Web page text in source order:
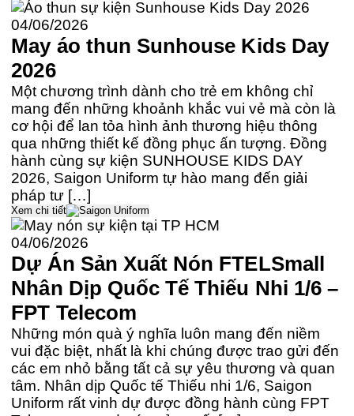
04/06/2026
May áo thun Sunhouse Kids Day
2026
Một chương trình dành cho trẻ em không chỉ
mang đến những khoảnh khắc vui vẻ mà còn là
cơ hội để lan tỏa hình ảnh thương hiệu thông
qua những thiết kế đồng phục ấn tượng. Đồng
hành cùng sự kiện SUNHOUSE KIDS DAY
2026, Saigon Uniform tự hào mang đến giải
pháp tư […]
Xem chi tiết
04/06/2026
Dự Án Sản Xuất Nón FTELSmall
Nhân Dịp Quốc Tế Thiếu Nhi 1/6 –
FPT Telecom
Những món quà ý nghĩa luôn mang đến niềm
vui đặc biệt, nhất là khi chúng được trao gửi đến
các em nhỏ bằng tất cả sự yêu thương và quan
tâm. Nhân dịp Quốc tế Thiếu nhi 1/6, Saigon
Uniform rất vinh dự được đồng hành cùng FPT